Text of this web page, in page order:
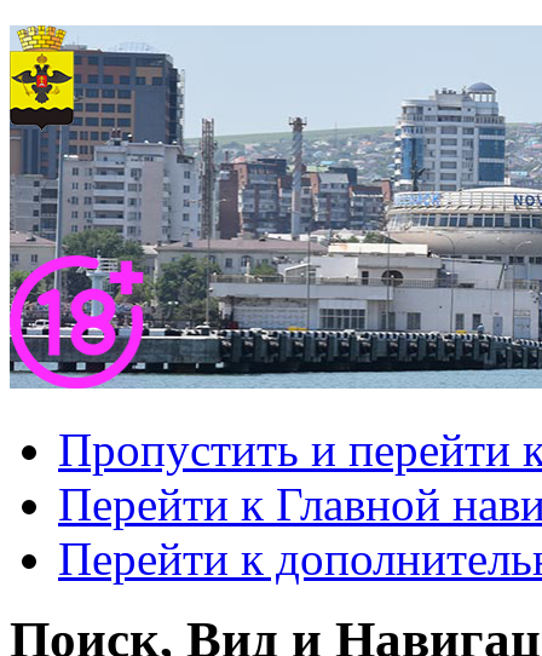
Пропустить и перейти
Перейти к Главной
Перейти к
Поиск, Вид и